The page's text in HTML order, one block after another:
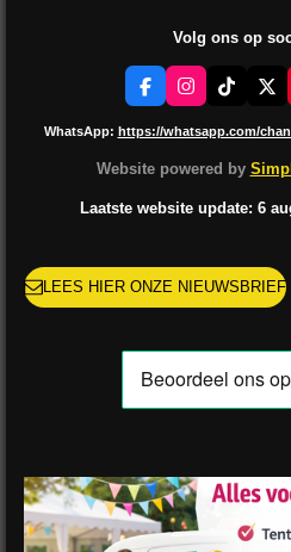
Volg ons op
F
a
c
b
k
I
n
s
a
a
T
k
o
X
WhatsApp: https://whatsapp.com/
Website powered by
Laatste website update: 6
LEES HIER ONZE NIEUWSBRIEF